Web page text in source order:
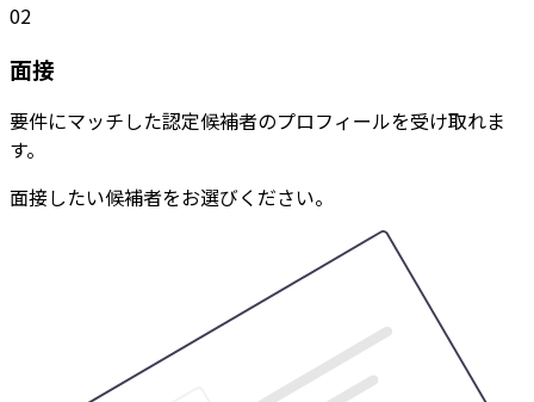
02
面接
要件にマッチした認定候補者のプロフィールを受け取れま
す。
面接したい候補者をお選びください。